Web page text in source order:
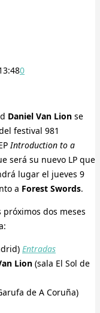
0
Daniel Van Lion se
festival 981
Introduction to a
será su nuevo LP que
lugar el jueves 9
a Forest Swords.
dos meses
Entradas
Lion (sala El Sol de
de A Coruña)